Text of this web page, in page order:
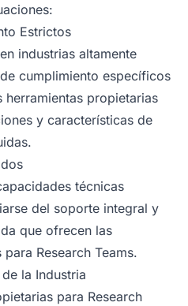
Estrictos
industrias altamente
cumplimiento específicos
herramientas propietarias
y características de
técnicas
del soporte integral y
que ofrecen las
Research Teams.
la Industria
para Research